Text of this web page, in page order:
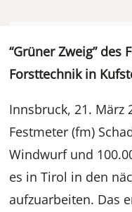
“Grüner Zweig” des
Forsttechnik in
Innsbruck, 21. März
Festmeter (fm)
Windwurf und
es in Tirol in den
aufzuarbeiten. Das